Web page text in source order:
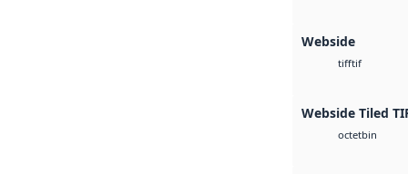
Webside
tifftif
Webside Tiled
octetbin